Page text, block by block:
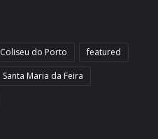
Coliseu do Porto
featured
Santa Maria da Feira